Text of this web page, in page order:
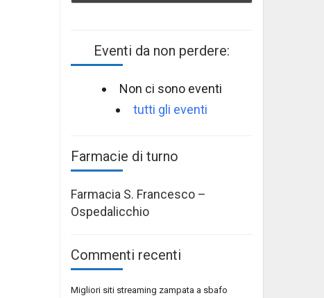
Eventi da non perdere:
Non ci sono eventi
tutti gli eventi
Farmacie di turno
Farmacia S. Francesco –
Ospedalicchio
Commenti recenti
Migliori siti streaming zampata a sbafo